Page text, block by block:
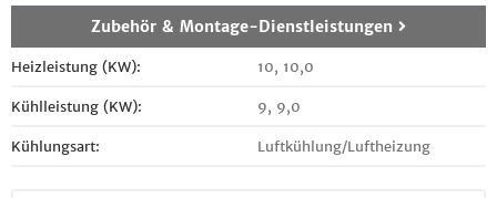
Zubehör & Montage-Dienstleistungen
Heizleistung (KW): 10, 10,0
Kühlleistung (KW): 9, 9,0
Kühlungsart: Luftkühlung/Luftheizung